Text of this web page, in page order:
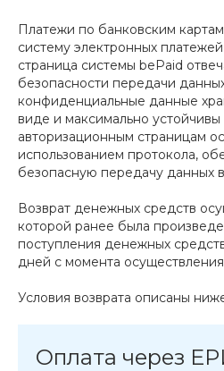
Платежи по банковским
систему электронных платежей
страница системы bePaid
безопасности передачи
конфиденциальные данные
виде и максимально
авторизационным страницам
использованием протокола,
безопасную передачу данных
Возврат денежных средств
которой ранее была
поступления денежных
дней с момента
Условия возврата описаны
Оплата через